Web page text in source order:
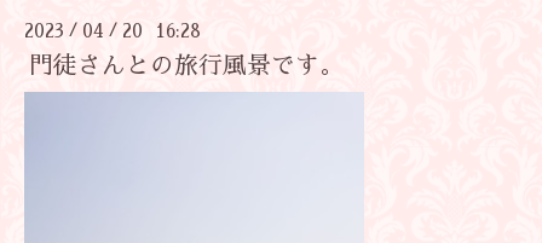
2023 / 04 / 20 16:28
門徒さんとの旅行風景です。